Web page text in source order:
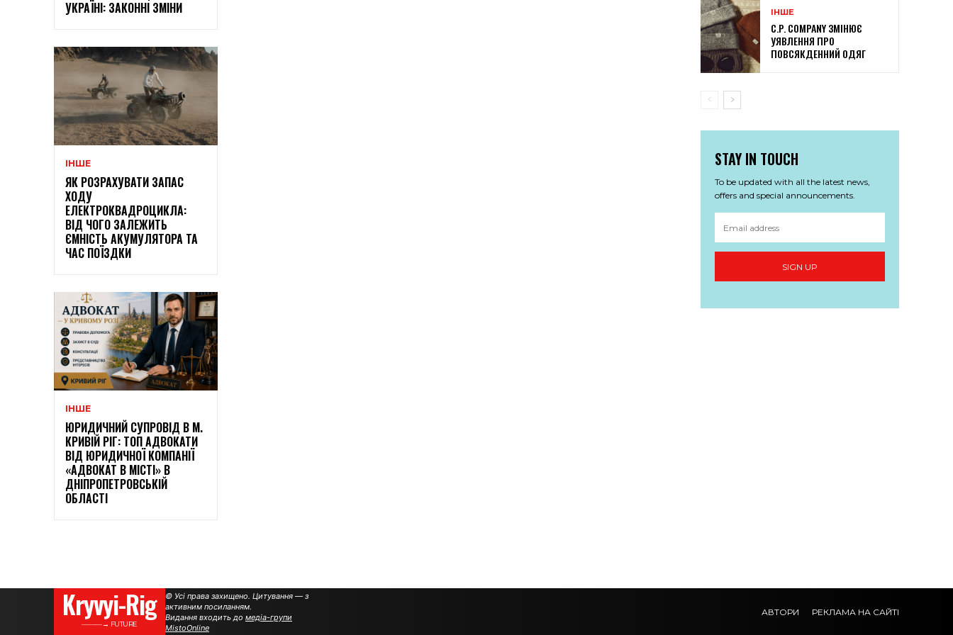
УКРАЇНІ: ЗАКОННІ ЗМІНИ
ІНШЕ
ЯК РОЗРАХУВАТИ ЗАПАС
ХОДУ
ЕЛЕКТРОКВАДРОЦИКЛА:
ВІД ЧОГО ЗАЛЕЖИТЬ
ЄМНІСТЬ АКУМУЛЯТОРА ТА
ЧАС ПОЇЗДКИ
ІНШЕ
ЮРИДИЧНИЙ СУПРОВІД В М.
КРИВІЙ РІГ: ТОП АДВОКАТИ
ВІД ЮРИДИЧНОЇ КОМПАНІЇ
«АДВОКАТ В МІСТІ» В
ДНІПРОПЕТРОВСЬКІЙ
ОБЛАСТІ
ІНШЕ
C.P. COMPANY ЗМІНЮЄ
УЯВЛЕННЯ ПРО
ПОВСЯКДЕННИЙ ОДЯГ
STAY IN TOUCH
To be updated with all the latest news,
offers and special announcements.
SIGN UP
Kryvyi-Rig
———→ FUTURE
© Усі права захищено. Цитування — з
активним посиланням.
Видання входить до медіа-групи
MistoOnline
АВТОРИ РЕКЛАМА НА САЙТІ